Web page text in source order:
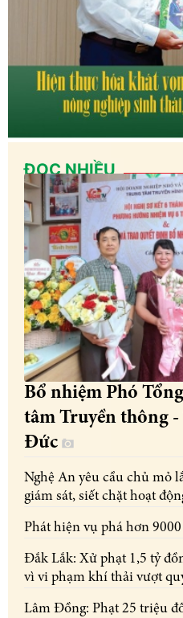
ĐỌC NHIỀU
Bổ nhiệm Phó
tâm Truyền thông
Đức
Nghệ An yêu cầu chủ mỏ
giám sát, siết chặt hoạt
Đắk Lắk: Xử phạt 1,5 tỷ
vì vi phạm khí thải vượt
Lâm Đồng: Phạt 25 triệu